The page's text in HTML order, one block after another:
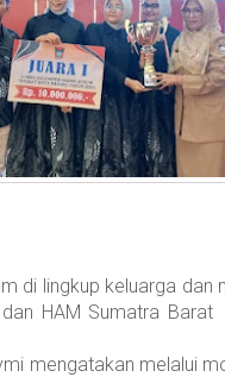
di lingkup keluarga
dan HAM Sumatra
mengatakan melalui